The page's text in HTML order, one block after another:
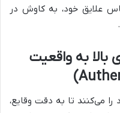
علایق خود، به کاوش در
بالا به واقعیت
می‌کنند تا به دقت وقایع،